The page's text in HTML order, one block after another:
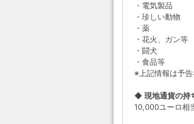
・電気製品
・珍しい動物
・薬
・花火、ガン等
・闘犬
・食品等
※上記情報は予
◆ 現地通貨の持
10,000ユーロ相